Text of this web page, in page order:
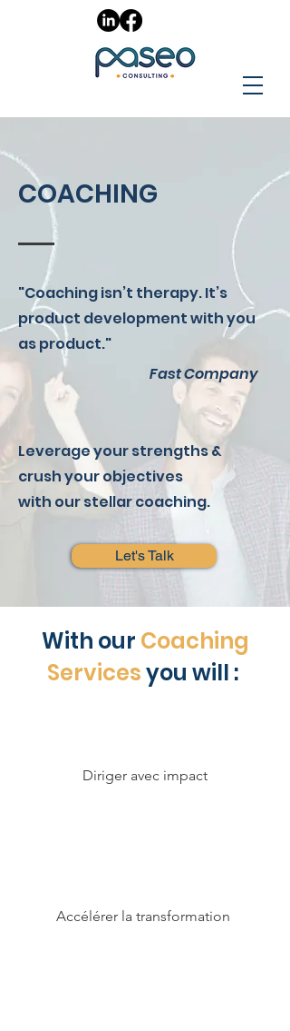
COACHING
"Coaching isn’t therapy. It’s
product development with you
as product."
Fast Company
Leverage your strengths &
crush your objectives
with our stellar coaching.
Let's Talk
With our Coaching
Servicesyou will :
Diriger avec impact
Accélérer la transformation